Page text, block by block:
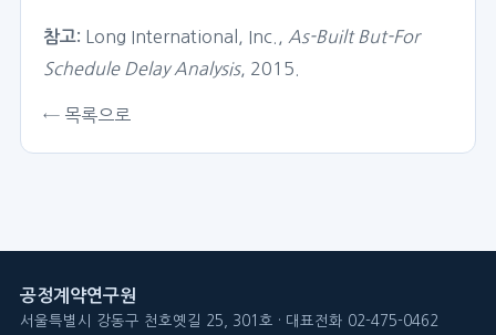
참고: Long International, Inc.,
As-Built But-For
Schedule Delay Analysis, 2015.
← 목록으로
공정계약연구원
서울특별시 강동구 천호옛길 25, 301호 · 대표전화 02-475-0462